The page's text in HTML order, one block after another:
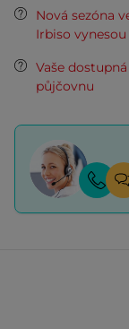
Nová sezóna
Irbiso
Vaše
půjčovnu